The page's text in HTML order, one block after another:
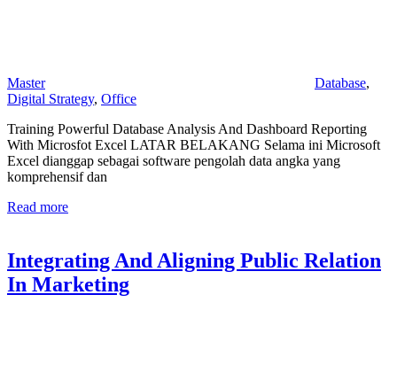
Master Database,
Digital Strategy, Office
Training Powerful Database Analysis And Dashboard Reporting
With Microsfot Excel LATAR BELAKANG Selama ini Microsoft
Excel dianggap sebagai software pengolah data angka yang
komprehensif dan
Read more
Integrating And Aligning Public Relation
In Marketing